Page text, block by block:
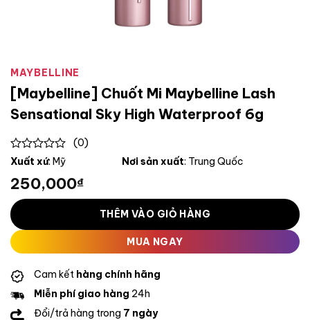
MAYBELLINE
[Maybelline] Chuốt Mi Maybelline Lash
Sensational Sky High Waterproof 6g
0
of
5
(0)
Xuất xứ: Mỹ Nơi sản xuất: Trung Quốc
250,000₫
THÊM VÀO GIỎ HÀNG
MUA NGAY
Cam kết hàng chính hãng
Miễn phí giao hàng 24h
Đổi/trả hàng trong 7 ngày